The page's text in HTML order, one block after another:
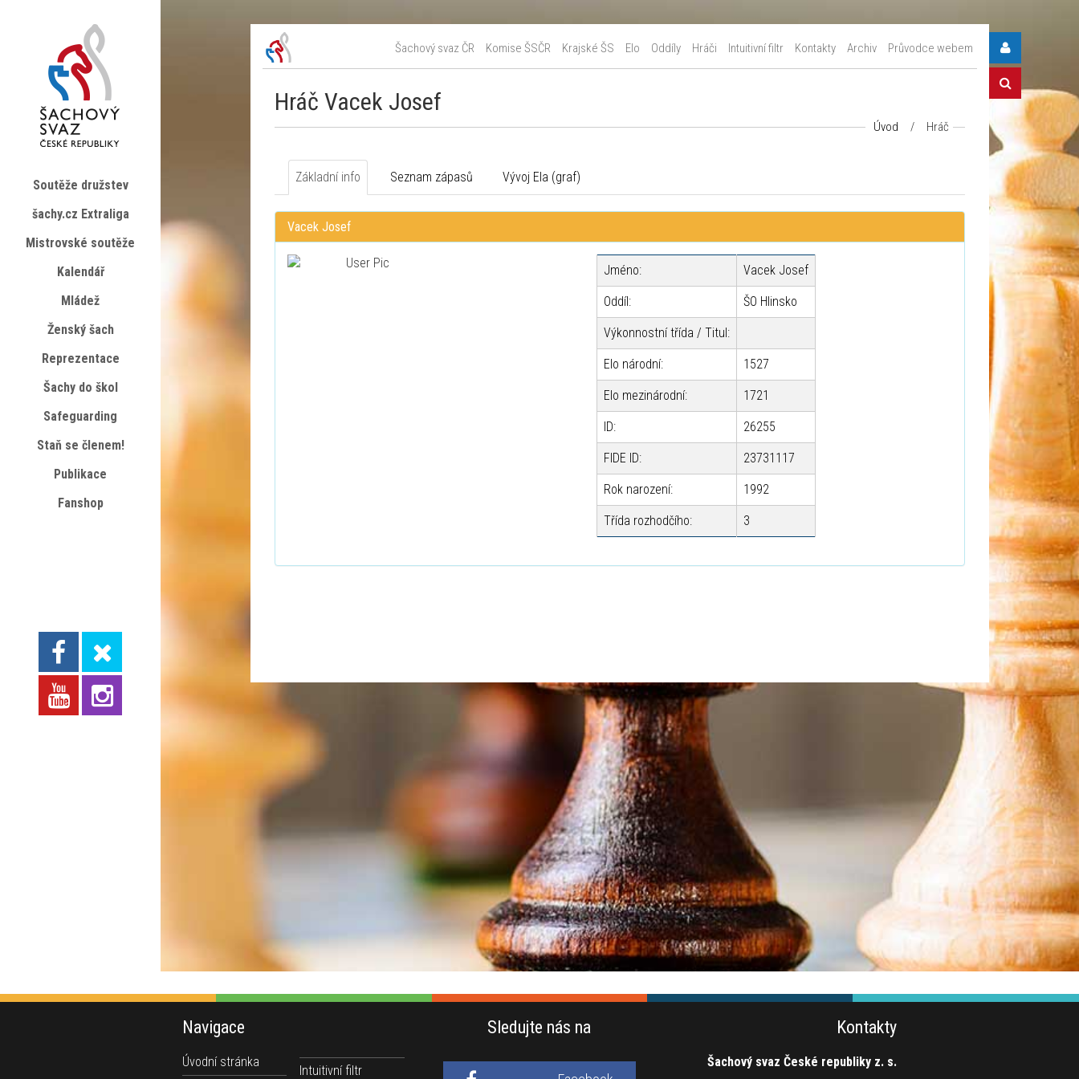
Šachový svaz ČR Komise ŠSČR Krajské ŠS Elo Oddíly Hráči Intuitivní filtr Kontakty Archiv Průvodce webem
Hráč Vacek Josef
Úvod / Hráč
Základní info Seznam zápasů Vývoj Ela (graf)
Vacek Josef
Jméno: Vacek Josef
Oddíl: ŠO Hlinsko
Výkonnostní třída / Titul:
Elo národní: 1527
Elo mezinárodní: 1721
ID: 26255
FIDE ID: 23731117
Rok narození: 1992
Třída rozhodčího: 3
Soutěže družstev
šachy.cz Extraliga
Mistrovské soutěže
Kalendář
Mládež
Ženský šach
Reprezentace
Šachy do škol
Safeguarding
Staň se členem!
Publikace
Fanshop
Navigace
Úvodní stránka
Intuitivní filtr
Sledujte nás na Kontakty
Šachový svaz České republiky z. s.